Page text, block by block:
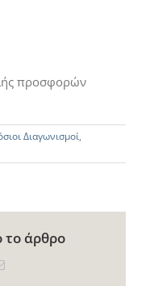
προσφορών
Διαγωνισμοί,
το άρθρο
Email